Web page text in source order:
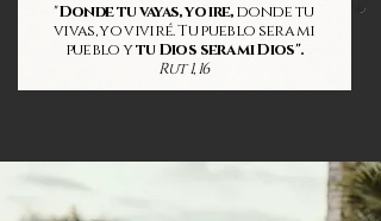
"Donde tu vayas, yo ire,donde tu
vivas, yo viviré. Tu pueblo sera mi
pueblo ytu Dios sera mi Dios".
Rut 1, 16